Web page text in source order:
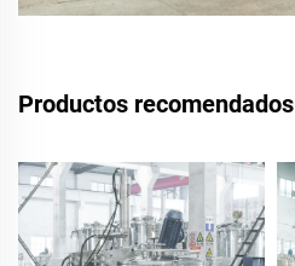
Productos recomendados